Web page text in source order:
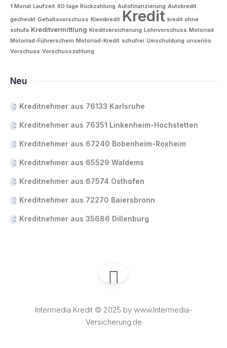
1 Monat Laufzeit 60 tage Rückzahlung Autofinanzierung Autokredit
gecheckt Gehaltsvorschuss Kleinkredit Kredit kredit ohne
schufa Kreditvermittlung Kreditversicherung Lohnvorschuss Motorrad
Motorrad-Führerschein Motorrad-Kredit schufrei Umschuldung unseriös
Vorschuss Vorschusszahlung
Neu
Kreditnehmer aus 76133 Karlsruhe
Kreditnehmer aus 76351 Linkenheim-Hochstetten
Kreditnehmer aus 67240 Bobenheim-Roxheim
Kreditnehmer aus 65529 Waldems
Kreditnehmer aus 67574 Osthofen
Kreditnehmer aus 72270 Baiersbronn
Kreditnehmer aus 35686 Dillenburg
Intermedia Kredit © 2025 by www.Intermedia-
Versicherung.de